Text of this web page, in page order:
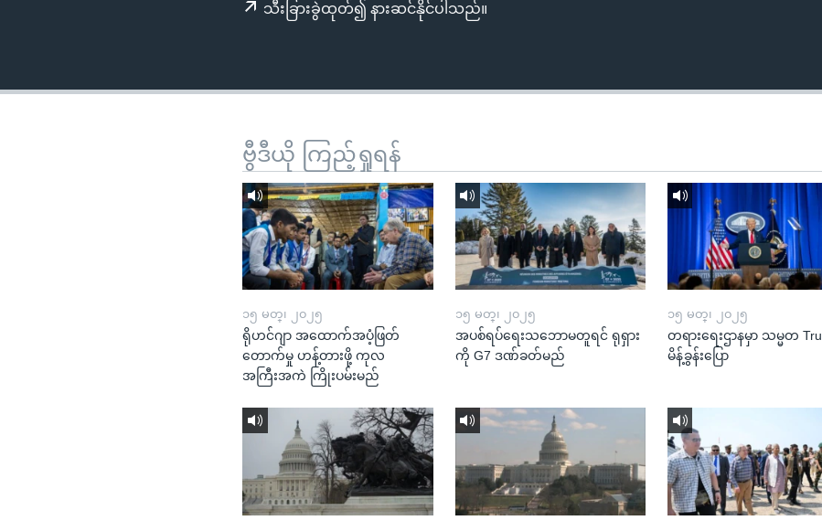
ကျော်
သီးခြားခွဲထုတ်၍ နားဆင်နိုင်ပါသည်။
ဗွီဒီယို ကြည့်ရှုရန်
၁၅ မတ္၊ ၂၀၂၅
ရိုဟင်ဂျာ အထောက်အပံ့ဖြတ်
တောက်မှု ဟန့်တားဖို့ ကုလ
အကြီးအကဲ ကြိုးပမ်းမည်
၁၅ မတ္၊ ၂၀၂၅
အပစ်ရပ်ရေးသဘောမတူရင် ရုရှား
ကို G7 ဒဏ်ခတ်မည်
၁၅ မတ္၊ ၂၀၂၅
တရားရေးဌာနမှာ သမ္မတ
မိန့်ခွန်းပြော